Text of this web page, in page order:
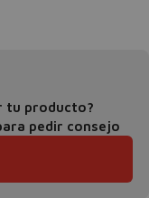
tu producto?
pedir consejo